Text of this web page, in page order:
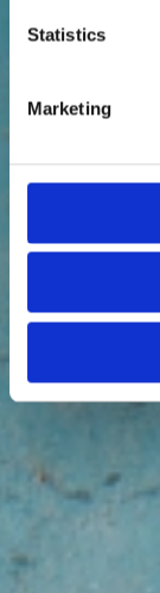
Statistics
Marketing